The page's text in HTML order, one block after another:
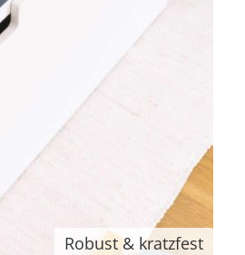
Robust & kratzfest